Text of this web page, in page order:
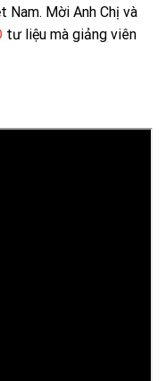
Nam. Mời Anh Chị và
tư liệu mà giảng viên